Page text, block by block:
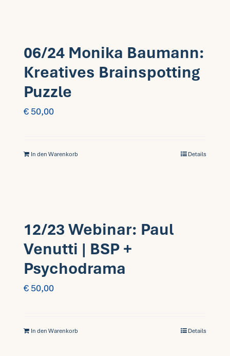
06/24 Monika Baumann:
Kreatives Brainspotting
Puzzle
€ 50,00
In den Warenkorb Details
12/23 Webinar: Paul
Venutti | BSP +
Psychodrama
€ 50,00
In den Warenkorb Details